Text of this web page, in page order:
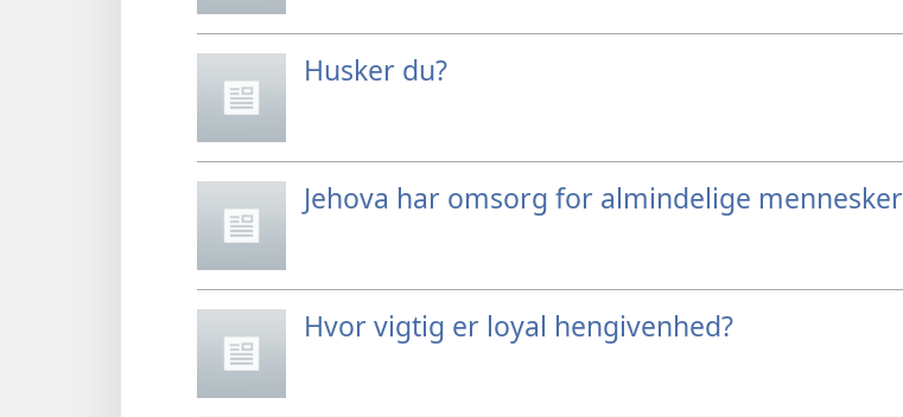
Husker du?
Jehova har omsorg for almindelige mennesker
Hvor vigtig er loyal hengivenhed?